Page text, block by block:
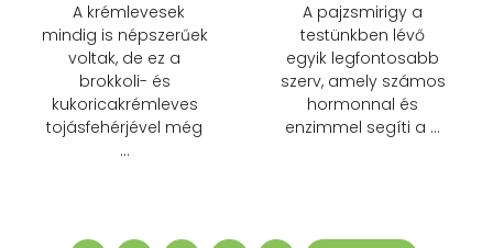
A krémlevesek
mindig is népszerűek
voltak, de ez a
brokkoli- és
kukoricakrémleves
tojásfehérjével még
…
A pajzsmirigy a
testünkben lévő
egyik legfontosabb
szerv, amely számos
hormonnal és
enzimmel segíti a …